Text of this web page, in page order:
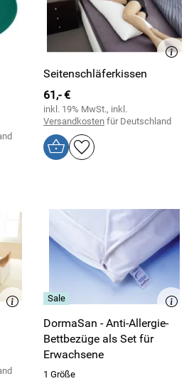
Seitenschläferkissen
61,- €
inkl. 19% MwSt., inkl.
Versandkosten für Deutschland
DormaSan - Anti-Allergie-
Bettbezüge als Set für
Erwachsene
1 Größe